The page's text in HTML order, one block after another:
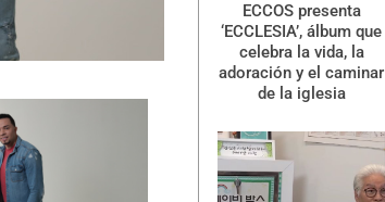
ECCOS presenta
‘ECCLESIA’, álbum que
celebra la vida, la
adoración y el caminar
de la iglesia